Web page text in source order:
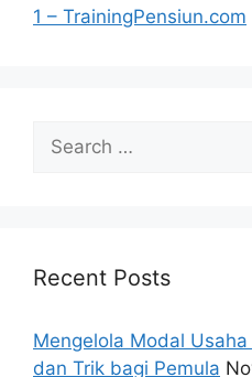
1 – TrainingPensiun.com
Search
for:
Recent Posts
Mengelola Modal
dan Trik bagi Pemula